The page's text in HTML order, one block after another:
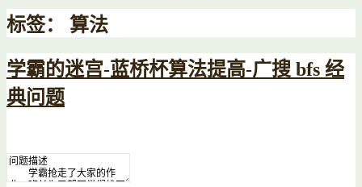
标签： 算法
学霸的迷宫-蓝桥杯算法提高-广搜 bfs 经
典问题